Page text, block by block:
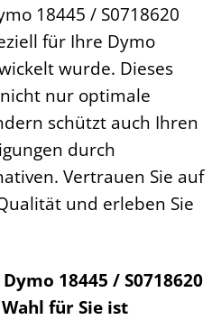
18445 / S0718620
für Ihre Dymo
wurde. Dieses
nur optimale
schützt auch Ihren
durch
Vertrauen Sie auf
und erleben Sie
18445 / S0718620
für Sie ist